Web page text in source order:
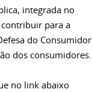
integrada no
para a
do Consumidor
dos consumidores.
no link abaixo